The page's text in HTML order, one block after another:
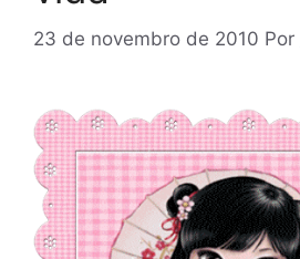
23 de novembro de 2010 Por